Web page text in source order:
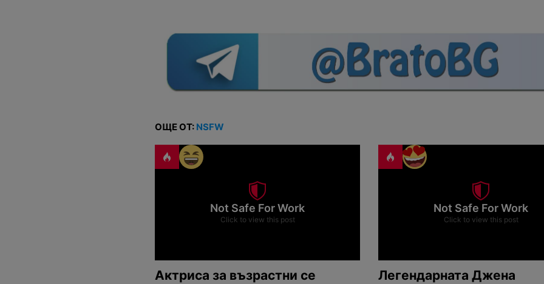
ОЩЕ ОТ: NSFW
Not Safe For Work
Click to view this post
Актриса за възрастни се
Not Safe For Work
Click to view this post
Легендарната Джена